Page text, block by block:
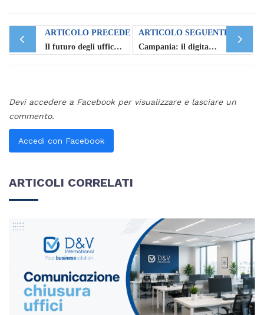
Post
navigation
ARTICOLO PRECEDENTE
Il futuro degli uffici in Italia
ARTICOLO SEGUENTE
Campania: il digitale diventa accessibile a tutti
Devi accedere a Facebook per visualizzare e lasciare un
commento.
Accedi con Facebook
ARTICOLI CORRELATI